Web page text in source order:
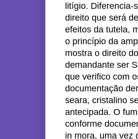
litígio.
direito que será
efeitos da tutela,
o princípio da
mostra o direito
demandante ser
que verifico com
documentação
seara, cristalino
antecipada. O
conforme
in mora, uma vez